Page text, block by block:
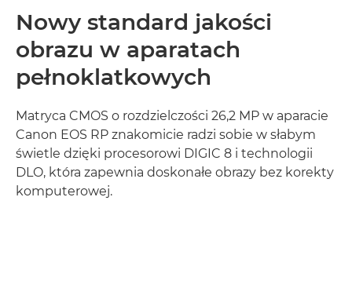
Nowy standard jakości
obrazu w aparatach
pełnoklatkowych
Matryca CMOS o rozdzielczości 26,2 MP w aparacie
Canon EOS RP znakomicie radzi sobie w słabym
świetle dzięki procesorowi DIGIC 8 i technologii
DLO, która zapewnia doskonałe obrazy bez korekty
komputerowej.